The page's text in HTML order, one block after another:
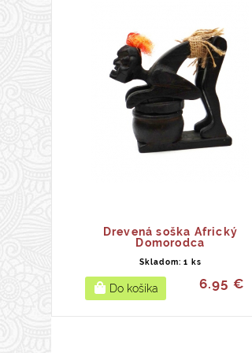
Drevená soška Africký
Domorodca
Skladom: 1 ks
6.95 €